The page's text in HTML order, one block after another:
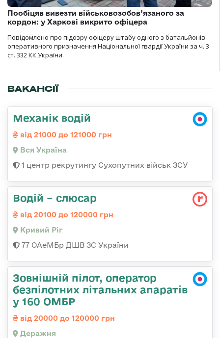
Пообіцяв вивезти військовозобов’язаного за
кордон: у Харкові викрито офіцера
Повідомлено про підозру офіцеру штабу одного з батальйонів
оперативного призначення Національної гвардії України за ч. 3
ст. 332 КК України.
ВАКАНСІЇ
Механік водій
від 21000 до 121000 грн
Вся Україна
1 центр рекрутингу Сухопутних військ ЗСУ
Водій – слюсар
від 20100 до 120000 грн
Кривий Ріг
77 ОАеМБр ДШВ ЗС України
Зовнішній пілот, оператор
безпілотних літальних апаратів
у 160 ОМБР
від 20000 до 120000 грн
Деражня